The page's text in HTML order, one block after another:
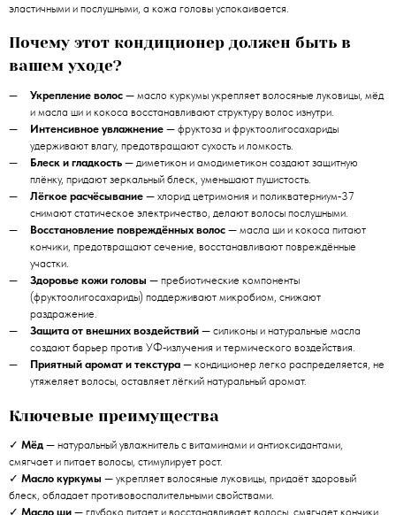
эластичными и послушными, а кожа головы успокаивается.
Почему этот кондиционер должен быть в
вашем уходе?
Укрепление волос — масло куркумы укрепляет волосяные луковицы, мёд
и масла ши и кокоса восстанавливают структуру волос изнутри.
Интенсивное увлажнение — фруктоза и фруктоолигосахариды
удерживают влагу, предотвращают сухость и ломкость.
Блеск и гладкость — диметикон и амодиметикон создают защитную
плёнку, придают зеркальный блеск, уменьшают пушистость.
Лёгкое расчёсывание — хлорид цетримония и поликватерниум‑37
снимают статическое электричество, делают волосы послушными.
Восстановление повреждённых волос — масла ши и кокоса питают
кончики, предотвращают сечение, восстанавливают повреждённые
участки.
Здоровье кожи головы — пребиотические компоненты
(фруктоолигосахариды) поддерживают микробиом, снижают
раздражение.
Защита от внешних воздействий — силиконы и натуральные масла
создают барьер против УФ‑излучения и термического воздействия.
Приятный аромат и текстура — кондиционер легко распределяется, не
утяжеляет волосы, оставляет лёгкий натуральный аромат.
Ключевые преимущества
✓ Мёд — натуральный увлажнитель с витаминами и антиоксидантами,
смягчает и питает волосы, стимулирует рост.
✓ Масло куркумы — укрепляет волосяные луковицы, придаёт здоровый
блеск, обладает противовоспалительными свойствами.
✓ Масло ши — глубоко питает и восстанавливает волосы, смягчает кончики,